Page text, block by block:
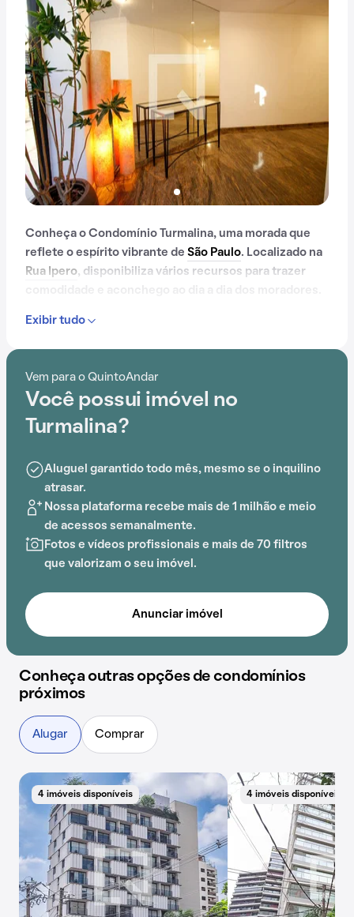
Conheça o Condomínio Turmalina, uma morada que
reflete o espírito vibrante de São Paulo. Localizado na
Rua Ipero, disponibiliza vários recursos para trazer
festas, sauna e salão de jogos, o Condomínio
dos moradores que buscam lazer e conforto em um só
lugar.
Britânico, Colégio Oswald de Andrade – Unidade
Girassol,
Method Vila Madalena acrescenta praticidade e
comodidade na rotina dos que residem no local.
Exibir tudo
Vem para o QuintoAndar
Você possui imóvel no
Turmalina?
Aluguel garantido todo mês, mesmo se o inquilino
atrasar.
Nossa plataforma recebe mais de 1 milhão e meio
de acessos semanalmente.
Fotos e vídeos profissionais e mais de 70 filtros
que valorizam o seu imóvel.
Anunciar imóvel
Conheça outras opções de condomínios
próximos
Alugar Comprar
4 imóveis disponíveis 4 imóveis disponíveis